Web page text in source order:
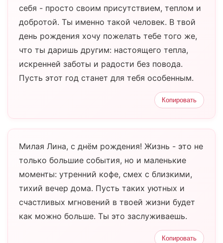
себя - просто своим присутствием, теплом и
добротой. Ты именно такой человек. В твой
день рождения хочу пожелать тебе того же,
что ты даришь другим: настоящего тепла,
искренней заботы и радости без повода.
Пусть этот год станет для тебя особенным.
Копировать
Милая Лина, с днём рождения! Жизнь - это не
только большие события, но и маленькие
моменты: утренний кофе, смех с близкими,
тихий вечер дома. Пусть таких уютных и
счастливых мгновений в твоей жизни будет
как можно больше. Ты это заслуживаешь.
Копировать